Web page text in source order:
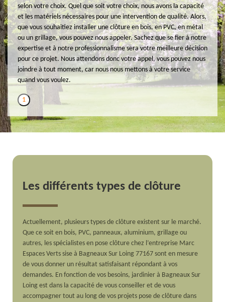
selon votre choix. Quel que soit votre choix, nous avons la capacité
et les matériels nécessaires pour une intervention de qualité. Alors,
que vous souhaitiez installer une clôture en bois, en PVC, en métal
ou un grillage, vous pouvez nous appeler. Sachez que se fier à notre
expertise et à notre professionnalisme sera votre meilleure décision
pour ce projet. Nous attendons donc votre appel, vous pouvez nous
joindre à tout moment, car nous nous mettons à votre service
quand vous voulez.
1
Les différents types de clôture
Actuellement, plusieurs types de clôture existent sur le marché.
Que ce soit en bois, PVC, panneaux, aluminium, grillage ou
autres, les spécialistes en pose clôture chez l’entreprise Marc
Espaces Verts sise à Bagneaux Sur Loing 77167 sont en mesure
de vous donner un résultat satisfaisant répondant à vos
demandes. En fonction de vos besoins, jardinier à Bagneaux Sur
Loing est dans la capacité de vous conseiller et de vous
accompagner tout au long de vos projets pose de clôture dans